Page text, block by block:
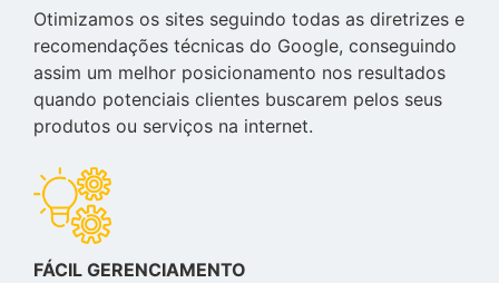
Otimizamos os sites seguindo todas as diretrizes e
recomendações técnicas do Google, conseguindo
assim um melhor posicionamento nos resultados
quando potenciais clientes buscarem pelos seus
produtos ou serviços na internet.
FÁCIL GERENCIAMENTO